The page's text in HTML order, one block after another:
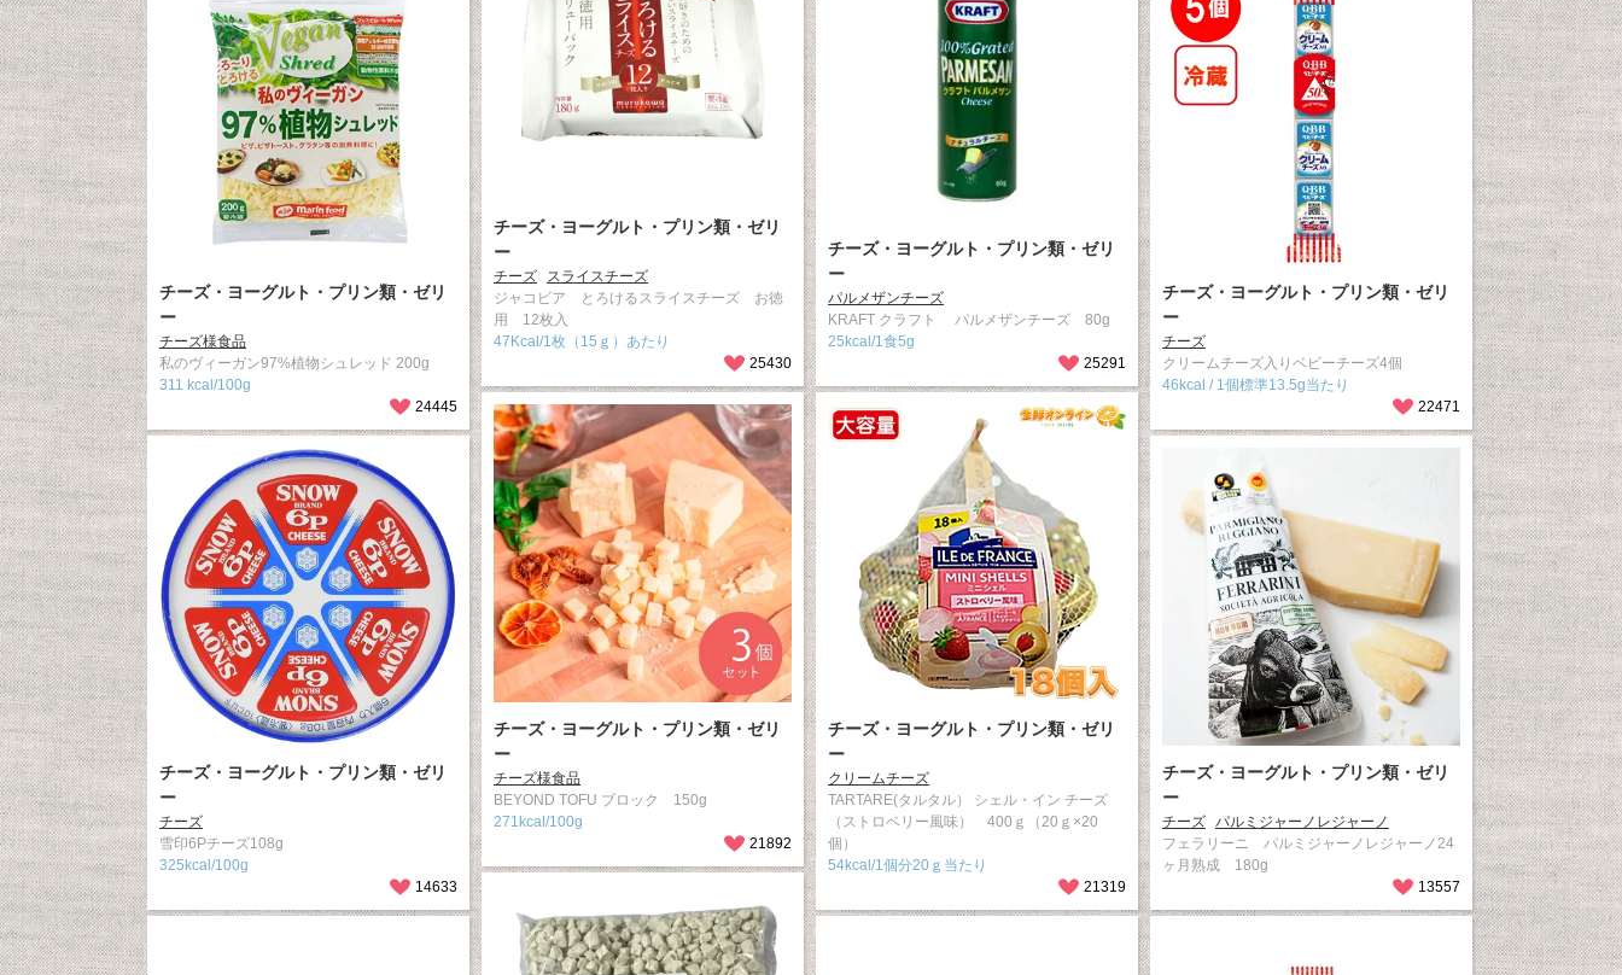
チーズ・ヨーグルト・プリン類・ゼリ
ー
チーズ
スライスチーズ
ジャコビア とろけるスライスチーズ お徳
用 12枚入
47Kcal/1枚（15ｇ）あたり
25430
チーズ・ヨーグルト・プリン類・ゼリ
ー
パルメザンチーズ
KRAFT クラフト パルメザンチーズ 80g
25kcal/1食5g
25291
チーズ・ヨーグルト・プリン類・ゼリ
ー
チーズ様食品
私のヴィーガン97%植物シュレッド 200g
311 kcal/100g
24445
チーズ・ヨーグルト・プリン類・ゼリ
ー
チーズ
クリームチーズ入りベビーチーズ4個
46kcal / 1個標準13.5g当たり
22471
チーズ・ヨーグルト・プリン類・ゼリ
ー
チーズ様食品
BEYOND TOFU ブロック 150g
271kcal/100g
21892
チーズ・ヨーグルト・プリン類・ゼリ
ー
クリームチーズ
TARTARE(タルタル） シェル・イン チーズ
（ストロベリー風味） 400ｇ（20ｇ×20
個）
54kcal/1個分20ｇ当たり
21319
チーズ・ヨーグルト・プリン類・ゼリ
ー
チーズ
雪印6Pチーズ108g
325kcal/100g
14633
チーズ・ヨーグルト・プリン類・ゼリ
ー
チーズ パルミジャーノレジャーノ
フェラリーニ パルミジャーノレジャーノ24
ヶ月熟成 180g
13557